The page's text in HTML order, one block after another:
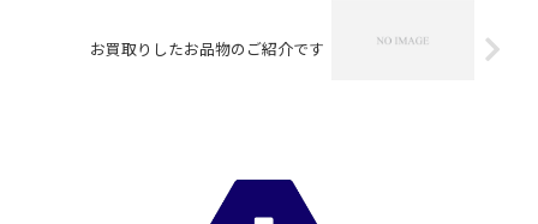
お買取りしたお品物のご紹介です